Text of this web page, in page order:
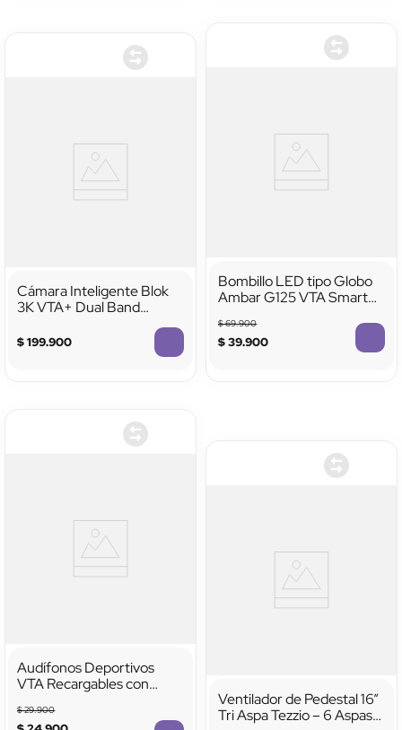
Cámara Inteligente Blok
3K VTA+ Dual Band
Movimiento Interior con
Zoom y Visión Nocturna
$199.900
Bombillo LED tipo Globo
Ambar G125 VTA Smart
$69.900
$39.900
Audífonos Deportivos
VTA Recargables con
$29.900
Ventilador de Pedestal 16”
Tri Aspa Tezzio – 6 Aspas,